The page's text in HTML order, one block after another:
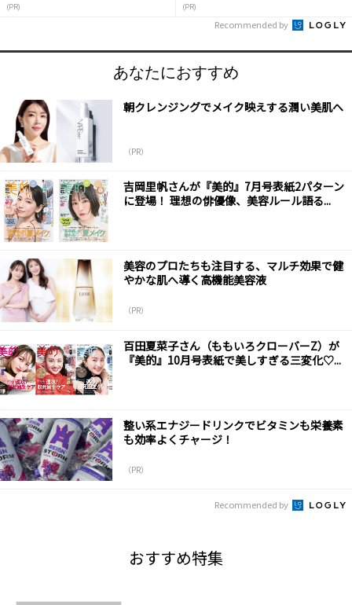
(PR) (PR)
Recommended by
あなたにおすすめ
朝クレンジングでメイク映えする潤い美肌へ
（PR）
吉岡里帆さんが『美的』7月号表紙2パターン
に登場！ 理想の俳優像、美容ルール語る...
美容のプロたちも注目する、マルチ効果で健
やかな肌へ導く高機能美容液
（PR）
百田夏菜子さん（ももいろクローバーZ）が
『美的』10月号表紙で美しすぎる三変化♡...
整い系エナジードリンクでビタミンも栄養素
も効率よくチャージ！
（PR）
Recommended by
おすすめ特集